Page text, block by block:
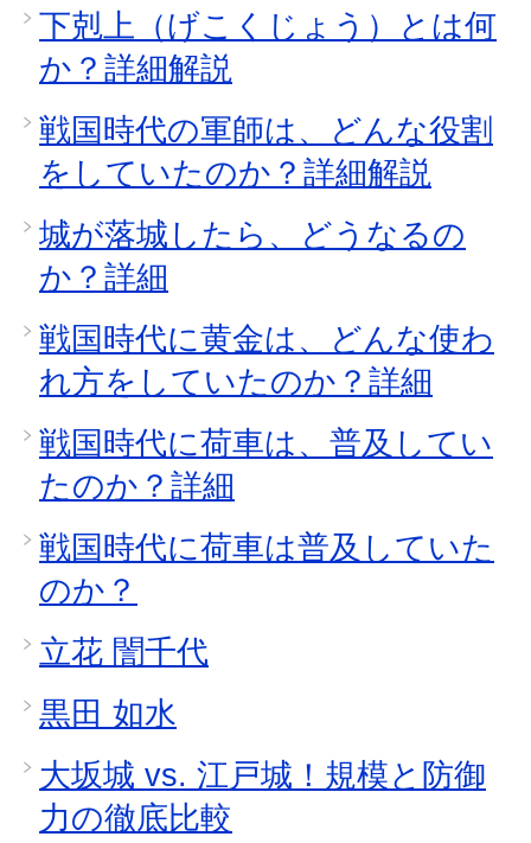
下剋上（げこくじょう）とは何
か？詳細解説
戦国時代の軍師は、どんな役割
をしていたのか？詳細解説
城が落城したら、どうなるの
か？詳細
戦国時代に黄金は、どんな使わ
れ方をしていたのか？詳細
戦国時代に荷車は、普及してい
たのか？詳細
戦国時代に荷車は普及していた
のか？
立花 誾千代
黒田 如水
大坂城 vs. 江戸城！規模と防御
力の徹底比較